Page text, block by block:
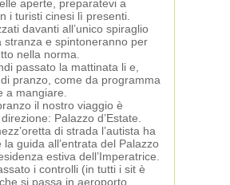
aperte, preparatevi a
i turisti cinesi lì presenti.
davanti all’unico spiraglio
stranza e spintoneranno per
nella norma.
passato la mattinata li e,
pranzo, come da programma
a mangiare.
il nostro viaggio è
Palazzo d’Estate.
di strada l’autista ha
la guida all’entrata del Palazzo
estiva dell’Imperatrice.
i controlli (in tutti i sit è
si passa in aeroporto,